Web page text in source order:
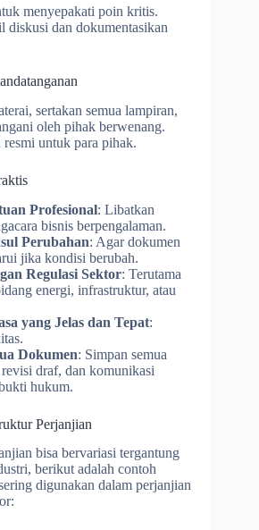
menyepakati poin kritis.
diskusi dan dokumentasikan
sertakan semua lampiran,
oleh pihak berwenang.
resmi untuk para pihak.
Profesional: Libatkan
bisnis berpengalaman.
Perubahan: Agar dokumen
jika kondisi berubah.
Regulasi Sektor: Terutama
energi, infrastruktur, atau
yang Jelas dan Tepat:
Dokumen: Simpan semua
draf, dan komunikasi
hukum.
Perjanjian
bisa bervariasi tergantung
berikut adalah contoh
digunakan dalam perjanjian